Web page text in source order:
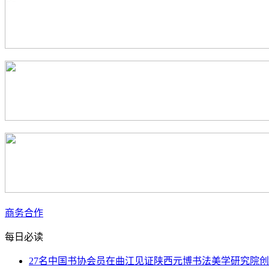
商务合作
每日必读
27名中国书协会员在曲江见证陕西元博书法美学研究院